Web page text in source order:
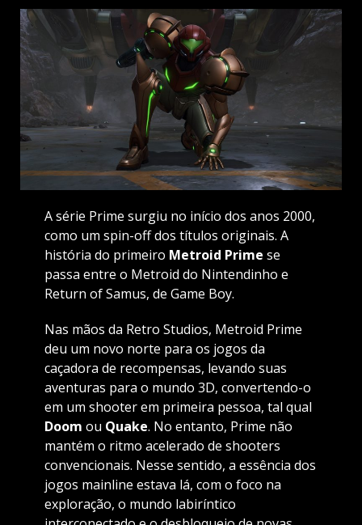
A série Prime surgiu no início dos anos 2000,
como um spin-off dos títulos originais. A
história do primeiro Metroid Prime se
passa entre o Metroid do Nintendinho e
Return of Samus, de Game Boy.
Nas mãos da Retro Studios, Metroid Prime
deu um novo norte para os jogos da
caçadora de recompensas, levando suas
aventuras para o mundo 3D, convertendo-o
em um shooter em primeira pessoa, tal qual
Doom ou Quake. No entanto, Prime não
mantém o ritmo acelerado de shooters
convencionais. Nesse sentido, a essência dos
jogos mainline estava lá, com o foco na
exploração, o mundo labiríntico